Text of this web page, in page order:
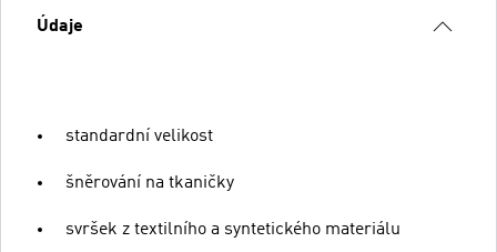
Údaje
standardní velikost
šněrování na tkaničky
svršek z textilního a syntetického materiálu